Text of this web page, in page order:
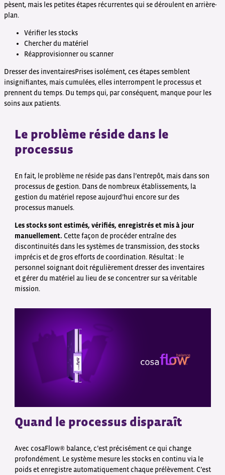
pèsent, mais les petites étapes récurrentes qui se déroulent en arrière-
plan.
Vérifier les stocks
Chercher du matériel
Réapprovisionner ou scanner
Dresser des inventairesPrises isolément, ces étapes semblent
insignifiantes, mais cumulées, elles interrompent le processus et
prennent du temps. Du temps qui, par conséquent, manque pour les
soins aux patients.
Le problème réside dans le
processus
En fait, le problème ne réside pas dans l’entrepôt, mais dans son
processus de gestion. Dans de nombreux établissements, la
gestion du matériel repose aujourd’hui encore sur des
processus manuels.
Les stocks sont estimés, vérifiés, enregistrés et mis à jour
manuellement. Cette façon de procéder entraîne des
discontinuités dans les systèmes de transmission, des stocks
imprécis et de gros efforts de coordination. Résultat : le
personnel soignant doit régulièrement dresser des inventaires
et gérer du matériel au lieu de se concentrer sur sa véritable
mission.
Quand le processus disparaît
Avec cosaFlow® balance, c’est précisément ce qui change
profondément. Le système mesure les stocks en continu via le
poids et enregistre automatiquement chaque prélèvement. C’est